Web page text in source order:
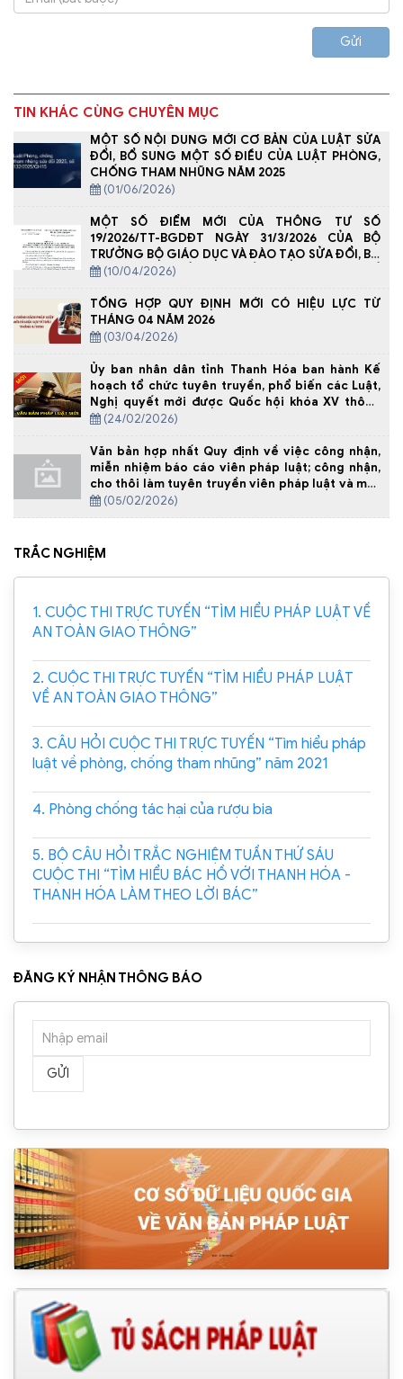
Gửi
TIN KHÁC CÙNG CHUYÊN MỤC
MỘT SỐ NỘI DUNG MỚI CƠ BẢN CỦA LUẬT SỬA
ĐỔI, BỔ SUNG MỘT SỐ ĐIỀU CỦA LUẬT PHÒNG,
CHỐNG THAM NHŨNG NĂM 2025
(01/06/2026)
MỘT SỐ ĐIỂM MỚI CỦA THÔNG TƯ SỐ
19/2026/TT-BGDĐT NGÀY 31/3/2026 CỦA BỘ
TRƯỞNG BỘ GIÁO DỤC VÀ ĐÀO TẠO SỬA ĐỔI, BỔ
SUNG MỘT SỐ ĐIỀU CỦA THÔNG TƯ SỐ
VỀ DẠY THÊM, HỌC THÊM
(10/04/2026)
TỔNG HỢP QUY ĐỊNH MỚI CÓ HIỆU LỰC TỪ
THÁNG 04 NĂM 2026
(03/04/2026)
Ủy ban nhân dân tỉnh Thanh Hóa ban hành Kế
hoạch tổ chức tuyên truyền, phổ biến các Luật,
Nghị quyết mới được Quốc hội khóa XV thông
qua tại kỳ họp thứ 10 trên địa bàn tỉnh
(24/02/2026)
Văn bản hợp nhất Quy định về việc công nhận,
miễn nhiệm báo cáo viên pháp luật; công nhận,
cho thôi làm tuyên truyền viên pháp luật và một
số biện pháp bảo đảm hoạt động của báo cáo
viên pháp luật, tuyên truyền viên pháp luật
(05/02/2026)
TRẮC NGHIỆM
1. CUỘC THI TRỰC TUYẾN “TÌM HIỂU PHÁP LUẬT VỀ
AN TOÀN GIAO THÔNG”
2. CUỘC THI TRỰC TUYẾN “TÌM HIỂU PHÁP LUẬT
VỀ AN TOÀN GIAO THÔNG”
3. CÂU HỎI CUỘC THI TRỰC TUYẾN “Tìm hiểu pháp
luật về phòng, chống tham nhũng” năm 2021
4. Phòng chống tác hại của rượu bia
5. BỘ CÂU HỎI TRẮC NGHIỆM TUẦN THỨ SÁU
CUỘC THI “TÌM HIỂU BÁC HỒ VỚI THANH HÓA -
THANH HÓA LÀM THEO LỜI BÁC”
ĐĂNG KÝ NHẬN THÔNG BÁO
GỬI